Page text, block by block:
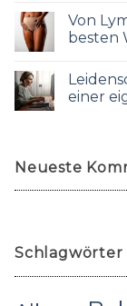
Von
besten
einer
Neueste
Schlagwörter